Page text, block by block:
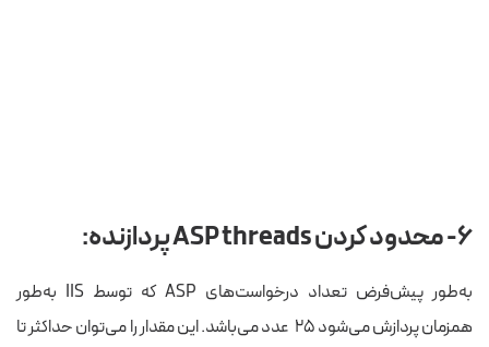
۶- محدود کردن ASP threadsپردازنده:
به‌طور پیش‌فرض تعداد درخواست‌های ASP که توسط IIS به‌طور
همزمان پردازش می‌شود ۲۵ عدد می‌باشد. این مقدار را می‌توان حداکثر تا